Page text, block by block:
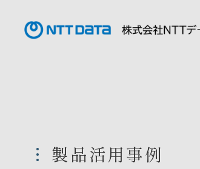
製品活用事例